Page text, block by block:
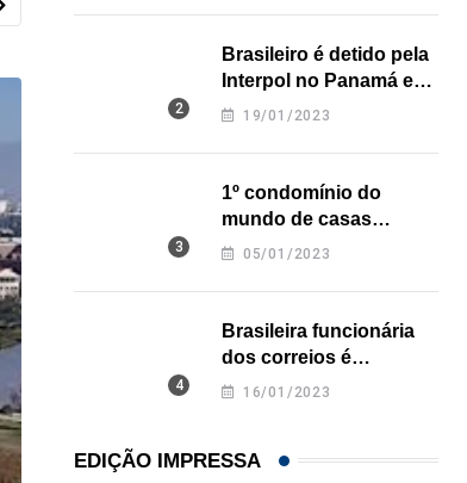
Brasileiro é detido pela
Interpol no Panamá e
pode pegar prisão
19/01/2023
1º condomínio do
mundo de casas
impressas em 3D é
05/01/2023
Brasileira funcionária
dos correios é
assassinada a facadas
16/01/2023
EDIÇÃO IMPRESSA